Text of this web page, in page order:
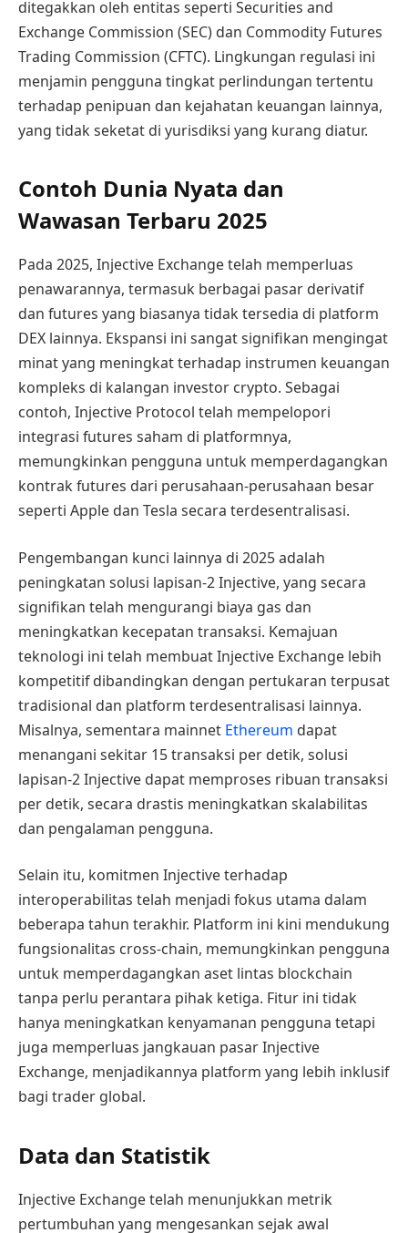
ditegakkan oleh entitas seperti Securities and
Exchange Commission (SEC) dan Commodity Futures
Trading Commission (CFTC). Lingkungan regulasi ini
menjamin pengguna tingkat perlindungan tertentu
terhadap penipuan dan kejahatan keuangan lainnya,
yang tidak seketat di yurisdiksi yang kurang diatur.
Contoh Dunia Nyata dan
Wawasan Terbaru 2025
Pada 2025, Injective Exchange telah memperluas
penawarannya, termasuk berbagai pasar derivatif
dan futures yang biasanya tidak tersedia di platform
DEX lainnya. Ekspansi ini sangat signifikan mengingat
minat yang meningkat terhadap instrumen keuangan
kompleks di kalangan investor crypto. Sebagai
contoh, Injective Protocol telah mempelopori
integrasi futures saham di platformnya,
memungkinkan pengguna untuk memperdagangkan
kontrak futures dari perusahaan-perusahaan besar
seperti Apple dan Tesla secara terdesentralisasi.
Pengembangan kunci lainnya di 2025 adalah
peningkatan solusi lapisan-2 Injective, yang secara
signifikan telah mengurangi biaya gas dan
meningkatkan kecepatan transaksi. Kemajuan
teknologi ini telah membuat Injective Exchange lebih
kompetitif dibandingkan dengan pertukaran terpusat
tradisional dan platform terdesentralisasi lainnya.
Misalnya, sementara mainnet Ethereum dapat
menangani sekitar 15 transaksi per detik, solusi
lapisan-2 Injective dapat memproses ribuan transaksi
per detik, secara drastis meningkatkan skalabilitas
dan pengalaman pengguna.
Selain itu, komitmen Injective terhadap
interoperabilitas telah menjadi fokus utama dalam
beberapa tahun terakhir. Platform ini kini mendukung
fungsionalitas cross-chain, memungkinkan pengguna
untuk memperdagangkan aset lintas blockchain
tanpa perlu perantara pihak ketiga. Fitur ini tidak
hanya meningkatkan kenyamanan pengguna tetapi
juga memperluas jangkauan pasar Injective
Exchange, menjadikannya platform yang lebih inklusif
bagi trader global.
Data dan Statistik
Injective Exchange telah menunjukkan metrik
pertumbuhan yang mengesankan sejak awal